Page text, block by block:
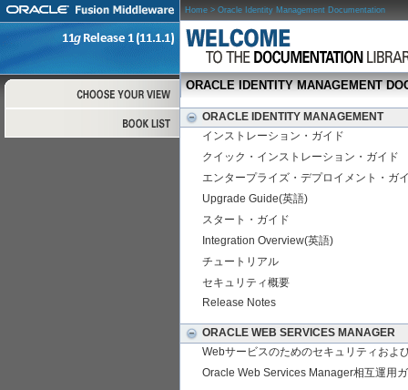
Home > Oracle Identity Management Documentation
ORACLE IDENTITY MANAGEMENT
ORACLE IDENTITY MANAGEMENT
インストレーション・ガイド
クイック・インストレーション・ガイド
エンタープライズ・デプロイメント・ガ
Upgrade Guide(英語)
スタート・ガイド
Integration Overview(英語)
チュートリアル
セキュリティ概要
Release Notes
ORACLE WEB SERVICES MANAGER
Webサービスのためのセキュリティおよ
Oracle Web Services Manager相互運用